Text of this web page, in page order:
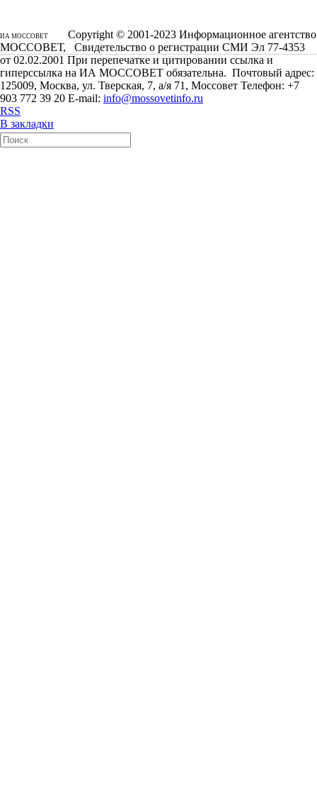
ИА МОССОВЕТ
Copyright © 2001-2023 Информационное агентство
МОССОВЕТ, Свидетельство о регистрации СМИ Эл 77-4353
от 02.02.2001 При перепечатке и цитировании ссылка и
гиперссылка на ИА МОССОВЕТ обязательна. Почтовый адрес:
125009, Москва, ул. Тверская, 7, а/я 71, Моссовет Телефон: +7
903 772 39 20 E-mail: info@mossovetinfo.ru
RSS
В закладки